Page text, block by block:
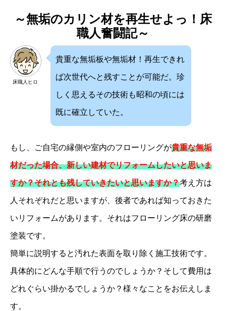
～無垢のカリン材を再生せよっ！床
職人奮闘記～
床職人ヒロ
貴重な無垢板や無垢材！再生できれ
ば次世代へと残すことが可能だ。珍
しく思えるその技術も昭和の頃には
既に確立していた。
もし、ご自宅の縁側や室内のフローリングが貴重な無垢
材だった場合、新しい建材でリフォームしたいと思いま
すか？それとも残していきたいと思いますか？考え方は
人それぞれだと思いますが、後者であれば知っておきた
いリフォームがあります。それはフローリング床の研磨
塗装です。
簡単に説明すると汚れた表面を取り除く施工技術です。
具体的にどんな手順で行うのでしょうか？そして費用は
どれぐらい掛かるでしょうか？様々なことをお伝えしま
す。